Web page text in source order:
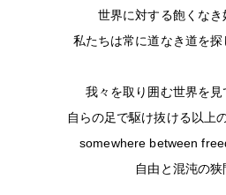
世界に対する飽くなき
私たちは常に道なき道を探
我々を取り囲む世界を見
自らの足で駆け抜ける以上
somewhere between
自由と混沌の狭